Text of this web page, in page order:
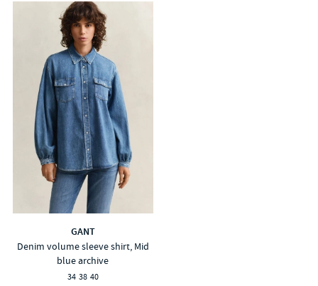
GANT
Denim volume sleeve shirt, Mid
blue archive
34 38 40